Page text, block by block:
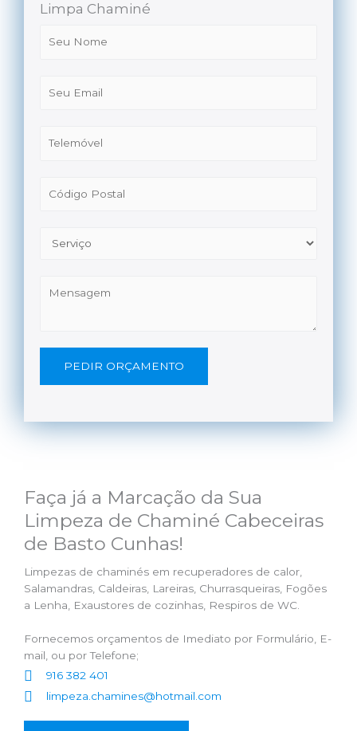
Limpa Chaminé
PEDIR ORÇAMENTO
Faça já a Marcação da Sua
Limpeza de Chaminé Cabeceiras
de Basto Cunhas!
Limpezas de chaminés em recuperadores de calor,
Salamandras, Caldeiras, Lareiras, Churrasqueiras, Fogões
a Lenha, Exaustores de cozinhas, Respiros de WC.
Fornecemos orçamentos de Imediato por Formulário, E-
mail, ou por Telefone;
916 382 401
limpeza.chamines@hotmail.com